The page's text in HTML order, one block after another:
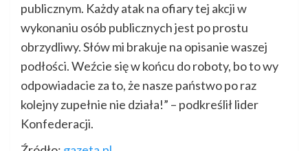
publicznym. Każdy atak na ofiary tej akcji w
wykonaniu osób publicznych jest po prostu
obrzydliwy. Słów mi brakuje na opisanie waszej
podłości. Weźcie się w końcu do roboty, bo to wy
odpowiadacie za to, że nasze państwo po raz
kolejny zupełnie nie działa!” – podkreślił lider
Konfederacji.